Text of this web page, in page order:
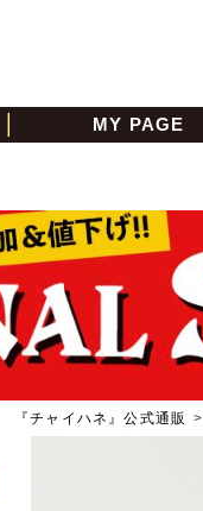
MY PAGE
『チャイハネ』公式通販 >